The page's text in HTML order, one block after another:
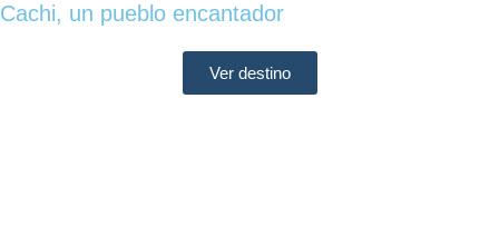
Cachi, un pueblo encantador
Ver destino